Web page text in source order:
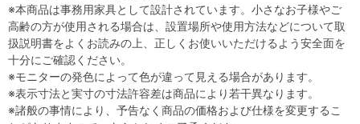
※本商品は事務用家具として設計されています。小さなお子様やご
高齢の方が使用される場合は、設置場所や使用方法などについて取
扱説明書をよくお読みの上、正しくお使いいただけるよう安全面を
十分にご確認ください。
※モニターの発色によって色が違って見える場合があります。
※表示寸法と実寸の寸法許容差は商品により若干異なります。
※諸般の事情により、予告なく商品の価格および仕様を変更するこ